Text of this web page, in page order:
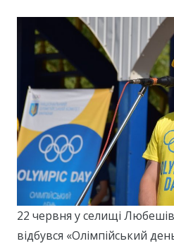
22 червня у селищі
відбувся «Олімпійський